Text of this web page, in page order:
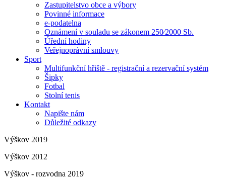
Zastupitelstvo obce a výbory
Povinné informace
e-podatelna
Oznámení v souladu se zákonem 250⁄2000 Sb.
Úřední hodiny
Veřejnoprávní smlouvy
Sport
Multifunkční hřiště - registrační a rezervační systém
Šipky
Fotbal
Stolní tenis
Kontakt
Napište nám
Důležité odkazy
Výškov 2019
Výškov 2012
Výškov - rozvodna 2019